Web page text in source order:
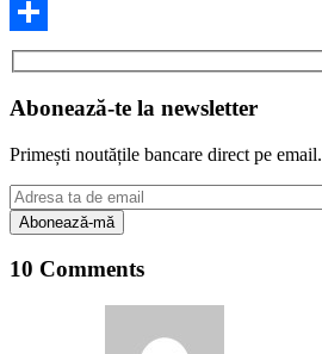
Facebook
Share
Abonează-te la newsletter
Primești noutățile bancare direct pe email.
10 Comments